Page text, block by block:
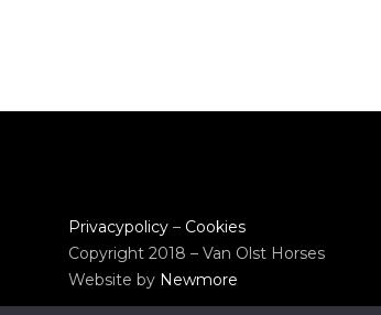
Privacypolicy– Cookies
Copyright 2018 – Van Olst Horses
Website by Newmore